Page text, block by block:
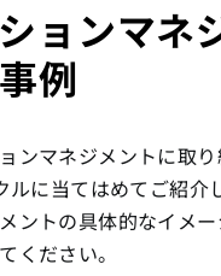
ョンマネ
例
ンマネジメントに取
ルに当てはめてご紹介
ントの具体的なイメ
ください。